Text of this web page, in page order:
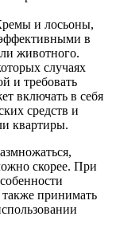
и лосьоны,
в
животного.
случаях
и требовать
включать в себя
средств и
квартиры.
скорее. При
также принимать